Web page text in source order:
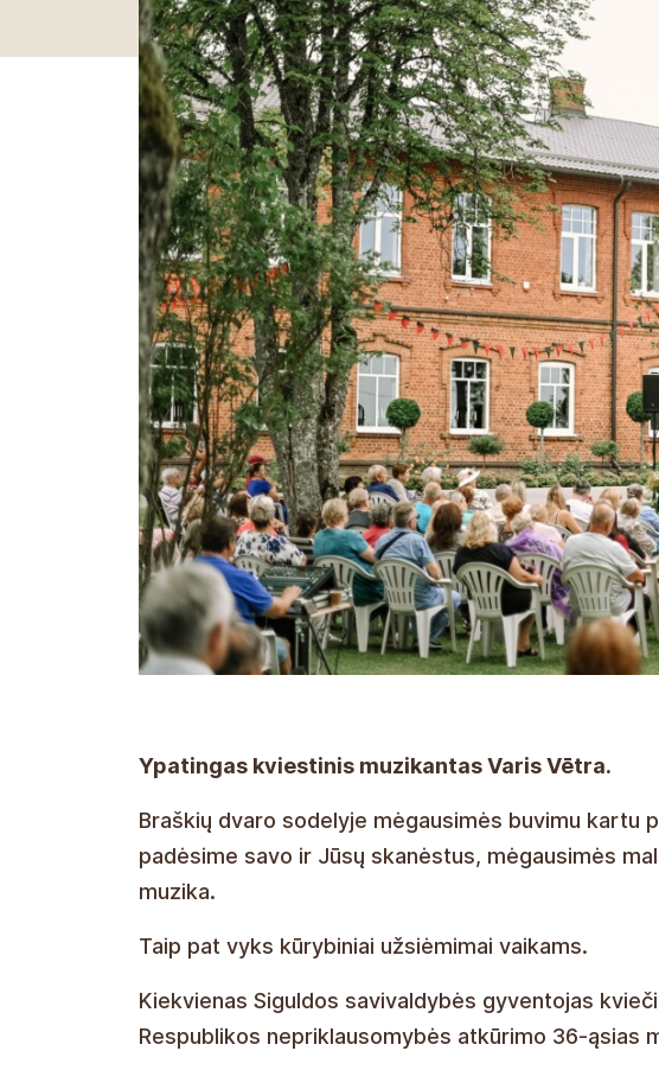
Ypatingas kviestinis muzikantas Varis Vētra.
Braškių dvaro sodelyje mėgausimės buvimu kartu
padėsime savo ir Jūsų skanėstus, mėgausimės
muzika.
Taip pat vyks kūrybiniai užsiėmimai vaikams.
Kiekvienas Siguldos savivaldybės gyventojas
Respublikos nepriklausomybės atkūrimo 36-ąsias